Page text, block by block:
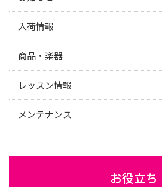
入荷情報
商品・楽器
レッスン情報
メンテナンス
お役立ち